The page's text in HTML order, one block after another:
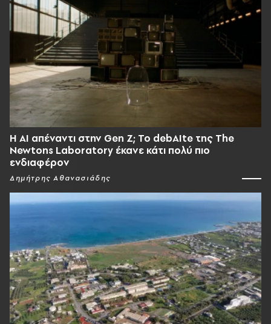
Η AI απέναντι στην Gen Z; Το debAIte της The
Newtons Laboratory έκανε κάτι πολύ πιο
ενδιαφέρον
Δημήτρης Αθανασιάδης